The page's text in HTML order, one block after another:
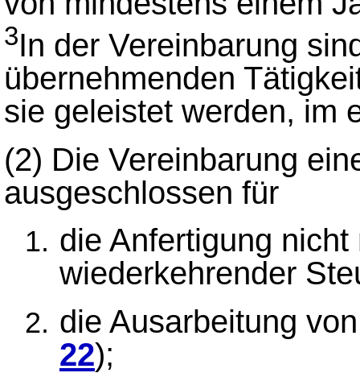
3In der Vereinbarung
übernehmenden
sie geleistet werden, im
(2) Die Vereinbarung
ausgeschlossen für
die Anfertigung
wiederkehrender
die Ausarbeitung
22);